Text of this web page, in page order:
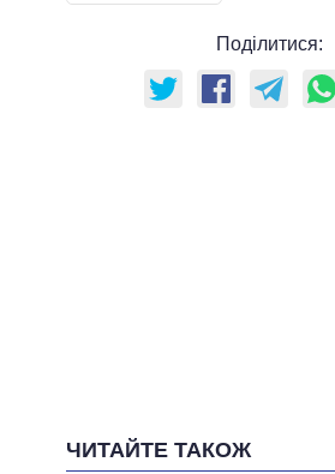
Поділитися:
ЧИТАЙТЕ ТАКОЖ